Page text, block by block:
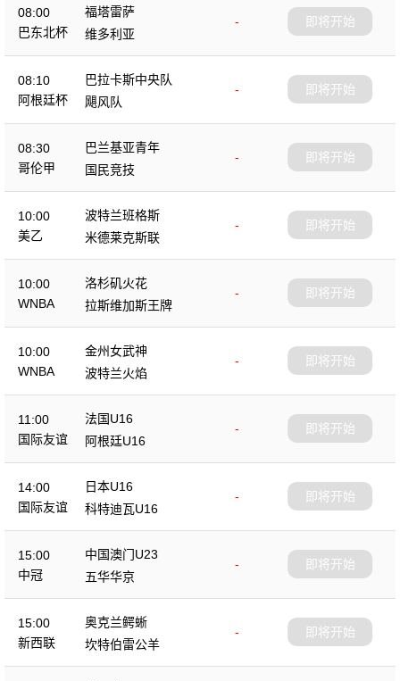
08:00
巴东北杯
福塔雷萨
-
维多利亚
即将开始
08:10
阿根廷杯
巴拉卡斯中央队
-
飓风队
即将开始
08:30
哥伦甲
巴兰基亚青年
-
国民竞技
即将开始
10:00
美乙
波特兰班格斯
-
米德莱克斯联
即将开始
10:00
WNBA
洛杉矶火花
-
拉斯维加斯王牌
即将开始
10:00
WNBA
金州女武神
-
波特兰火焰
即将开始
11:00
国际友谊
法国U16
-
阿根廷U16
即将开始
14:00
国际友谊
日本U16
-
科特迪瓦U16
即将开始
15:00
中冠
中国澳门U23
-
五华华京
即将开始
15:00
新西联
奥克兰鳄蜥
-
坎特伯雷公羊
即将开始